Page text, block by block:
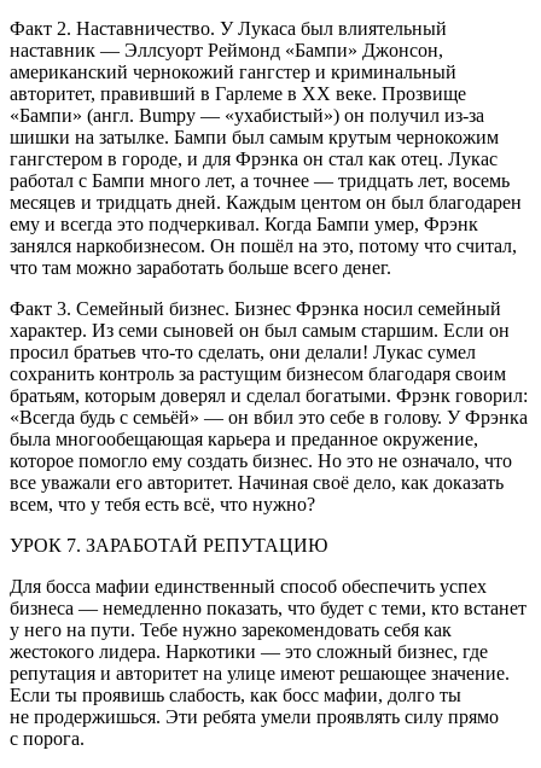
Факт 2. Наставничество. У Лукаса был влиятельный
наставник — Эллсуорт Реймонд «Бампи» Джонсон,
американский чернокожий гангстер и криминальный
авторитет, правивший в Гарлеме в XX веке. Прозвище
«Бампи» (англ. Bumpy — «ухабистый») он получил из-за
шишки на затылке. Бампи был самым крутым чернокожим
гангстером в городе, и для Фрэнка он стал как отец. Лукас
работал с Бампи много лет, а точнее — тридцать лет, восемь
месяцев и тридцать дней. Каждым центом он был благодарен
ему и всегда это подчеркивал. Когда Бампи умер, Фрэнк
занялся наркобизнесом. Он пошёл на это, потому что считал,
что там можно заработать больше всего денег.
Факт 3. Семейный бизнес. Бизнес Фрэнка носил семейный
характер. Из семи сыновей он был самым старшим. Если он
просил братьев что-то сделать, они делали! Лукас сумел
сохранить контроль за растущим бизнесом благодаря своим
братьям, которым доверял и сделал богатыми. Фрэнк говорил:
«Всегда будь с семьёй» — он вбил это себе в голову. У Фрэнка
была многообещающая карьера и преданное окружение,
которое помогло ему создать бизнес. Но это не означало, что
все уважали его авторитет. Начиная своё дело, как доказать
всем, что у тебя есть всё, что нужно?
УРОК 7. ЗАРАБОТАЙ РЕПУТАЦИЮ
Для босса мафии единственный способ обеспечить успех
бизнеса — немедленно показать, что будет с теми, кто встанет
у него на пути. Тебе нужно зарекомендовать себя как
жестокого лидера. Наркотики — это сложный бизнес, где
репутация и авторитет на улице имеют решающее значение.
Если ты проявишь слабость, как босс мафии, долго ты
не продержишься. Эти ребята умели проявлять силу прямо
с порога.